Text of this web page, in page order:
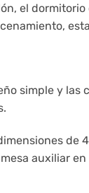
el
simple y
de
auxiliar